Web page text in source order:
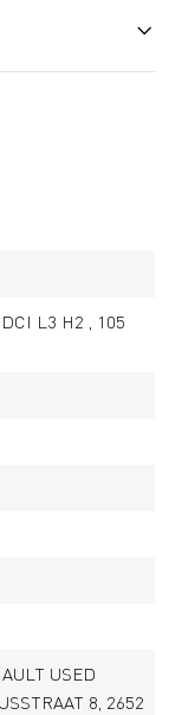
L3 H2 , 105
USED
8, 2652